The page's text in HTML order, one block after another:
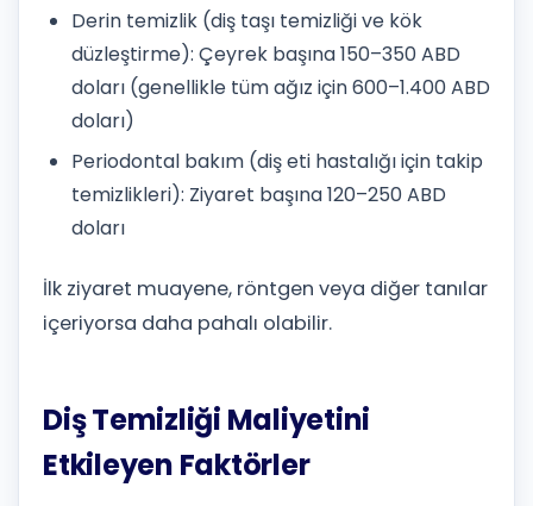
Derin temizlik (diş taşı temizliği ve kök
düzleştirme): Çeyrek başına 150–350 ABD
doları (genellikle tüm ağız için 600–1.400 ABD
doları)
Periodontal bakım (diş eti hastalığı için takip
temizlikleri): Ziyaret başına 120–250 ABD
doları
İlk ziyaret muayene, röntgen veya diğer tanılar
içeriyorsa daha pahalı olabilir.
Diş Temizliği Maliyetini
Etkileyen Faktörler